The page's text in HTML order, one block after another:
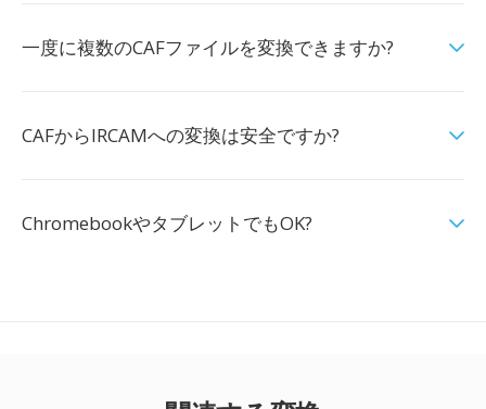
一度に複数のCAFファイルを変換できますか?
CAFからIRCAMへの変換は安全ですか?
ChromebookやタブレットでもOK?